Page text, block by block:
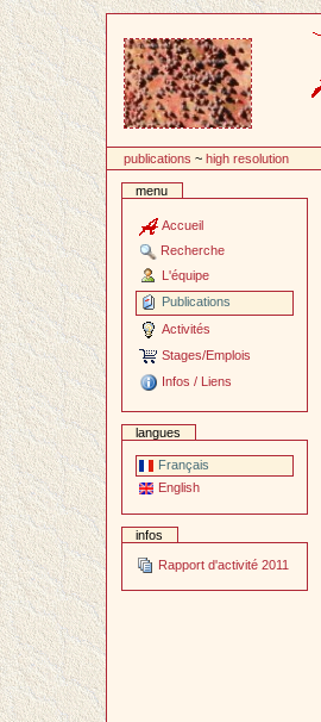
contenu
publications ~high resolution
menu
Accueil
Recherche
L'équipe
Publications
Activités
Stages/Emplois
Infos / Liens
langues
Français
English
infos
Rapport d'activité 2011